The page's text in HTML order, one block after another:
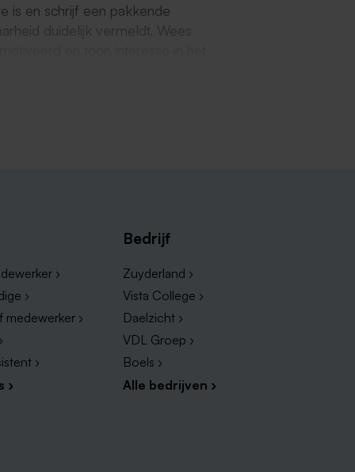
is en schrijf een pakkende
duidelijk vermeldt. Wees
gebieden? Hieronder zie je
regio's, waar je kunt
›
›
medewerker ›
›
›
Bedrijf
Zuyderland ›
Vista College ›
Daelzicht ›
VDL Groep ›
Boels ›
Alle bedrijven ›